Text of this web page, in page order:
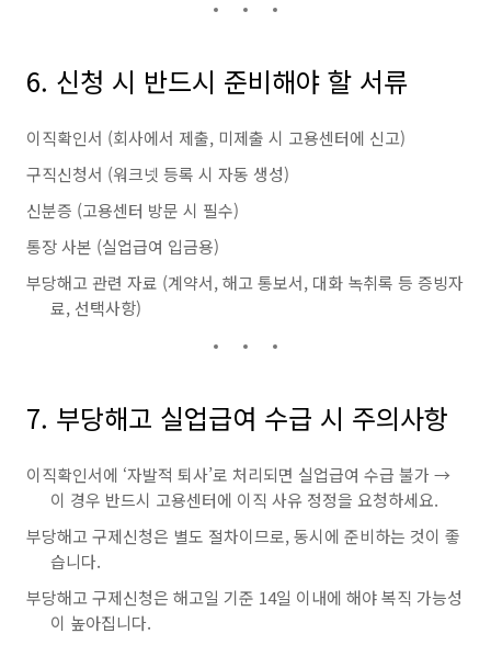
6. 신청 시 반드시 준비해야 할 서류
이직확인서 (회사에서 제출, 미제출 시 고용센터에 신고)
구직신청서 (워크넷 등록 시 자동 생성)
신분증 (고용센터 방문 시 필수)
통장 사본 (실업급여 입금용)
부당해고 관련 자료 (계약서, 해고 통보서, 대화 녹취록 등 증빙자
료, 선택사항)
7. 부당해고 실업급여 수급 시 주의사항
이직확인서에 ‘자발적 퇴사’로 처리되면 실업급여 수급 불가 →
이 경우 반드시 고용센터에 이직 사유 정정을 요청하세요.
부당해고 구제신청은 별도 절차이므로, 동시에 준비하는 것이 좋
습니다.
부당해고 구제신청은 해고일 기준 14일 이내에 해야 복직 가능성
이 높아집니다.